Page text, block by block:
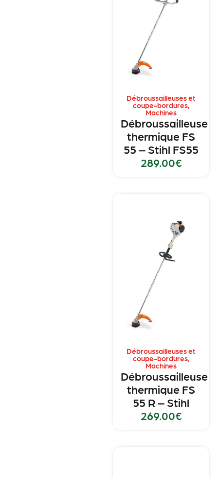
Débroussailleuses et
coupe-bordures,
Machines
Débroussailleuse
thermique FS
55 – Stihl FS55
289.00€
Débroussailleuses et
coupe-bordures,
Machines
Débroussailleuse
thermique FS
55 R – Stihl
269.00€